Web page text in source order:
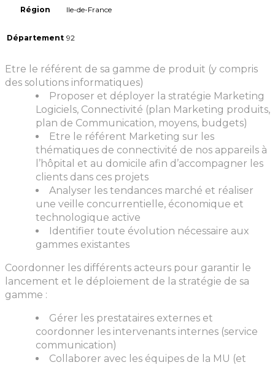
Région Ile-de-France
Département 92
Etre le référent de sa gamme de produit (y compris
des solutions informatiques)
Proposer et déployer la stratégie Marketing
Logiciels, Connectivité (plan Marketing produits,
plan de Communication, moyens, budgets)
Etre le référent Marketing sur les
thématiques de connectivité de nos appareils à
l’hôpital et au domicile afin d’accompagner les
clients dans ces projets
Analyser les tendances marché et réaliser
une veille concurrentielle, économique et
technologique active
Identifier toute évolution nécessaire aux
gammes existantes
Coordonner les différents acteurs pour garantir le
lancement et le déploiement de la stratégie de sa
gamme :
Gérer les prestataires externes et
coordonner les intervenants internes (service
communication)
Collaborer avec les équipes de la MU (et